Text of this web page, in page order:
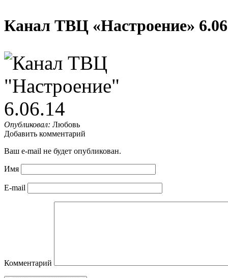
Канал ТВЦ «Настроение»
Опубликовал: Любовь
Добавить комментарий
Ваш e-mail не будет опубликован.
Имя
E-mail
Комментарий